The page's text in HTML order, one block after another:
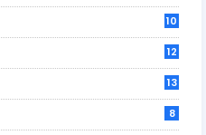
10
12
13
8